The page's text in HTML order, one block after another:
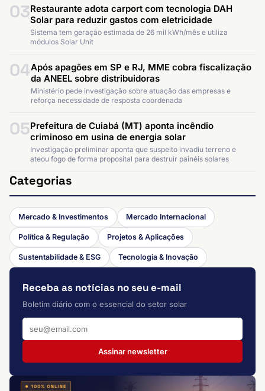
03Restaurante adota carport com tecnologia DAH
Solar para reduzir gastos com eletricidade
Sistema tem geração estimada de 26 mil kWh/mês e utiliza
módulos Solar Unit
04Após apagões em SP e RJ, MME cobra fiscalização
da ANEEL sobre distribuidoras
Ministério pede investigação sobre atuação das empresas e
reforça necessidade de resposta coordenada
05Prefeitura de Cuiabá (MT) aponta incêndio
criminoso em usina de energia solar
Investigação preliminar aponta que suspeito invadiu terreno e
ateou fogo de forma proposital para destruir painéis solares
Categorias
Mercado & Investimentos Mercado Internacional
Política & Regulação Projetos & Aplicações
Sustentabilidade & ESG Tecnologia & Inovação
Receba as notícias no seu e-mail
Boletim diário com o essencial do setor solar
Assinar newsletter